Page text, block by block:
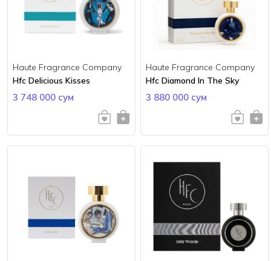
Haute Fragrance Company
Hfc Delicious Kisses
3 748 000 сум
Haute Fragrance Company
Hfc Diamond In The Sky
3 880 000 сум